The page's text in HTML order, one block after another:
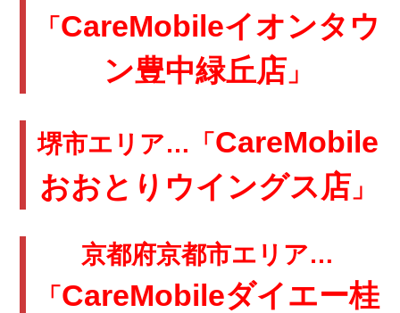
「 CareMobileイオンタウ
ン豊中緑丘店 」
堺市エリア…「 CareMobile
おおとりウイングス店 」
京都府京都市エリア…
「 CareMobileダイエー桂